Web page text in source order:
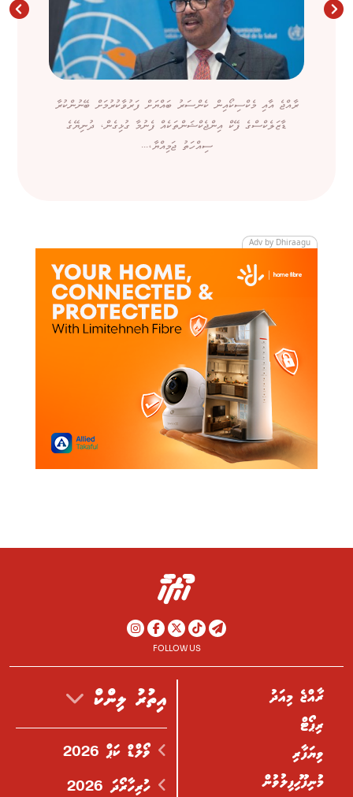
ރާއްޖެ އާއި މެކްސިކޯއިން ކެންސަރު ބައްޔަށް ފަރުވާކުރުމަށް ބޭނުންކުރާ
ޑާޒަލެކްސްގެ ފޭކް އިންޖެކްޝަންތަކެއް ފެނުމާ ގުޅިގެން، ދުނިޔޭގެ
ސިއްހަތު ޖަމިއްޔާ،...
Adv by Dhiraagu
FOLLOW US
ރާއްޖެ މިއަދު
ރިޕޯޓް
ވިޔަފާރި
މުނިފޫހިފިލުވުން
އިތުރު ލިންކް
ވޯލްޑް ކަޕް 2026
ހުރިހާރޯދަ 2026